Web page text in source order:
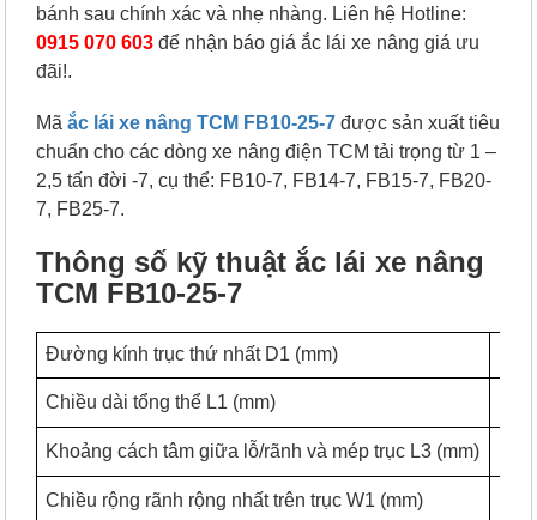
bánh sau chính xác và nhẹ nhàng. Liên hệ Hotline:
0915 070 603 để nhận báo giá ắc lái xe nâng giá ưu
đãi!.
Mãắc lái xe nâng TCM FB10-25-7 được sản xuất tiêu
chuẩn cho các dòng xe nâng điện TCM tải trọng từ 1 –
2,5 tấn đời -7, cụ thể: FB10-7, FB14-7, FB15-7, FB20-
7, FB25-7.
Thông số kỹ thuật ắc lái xe nâng
TCM FB10-25-7
Đường kính trục thứ nhất D1 (mm)
Chiều dài tổng thể L1 (mm)
Khoảng cách tâm giữa lỗ/rãnh và mép trục L3 (mm)
Chiều rộng rãnh rộng nhất trên trục W1 (mm)